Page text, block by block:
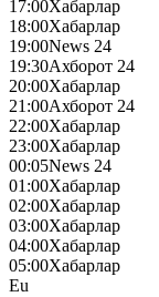
17:00Хабарлар
18:00Хабарлар
19:00News 24
19:30Ахборот 24
20:00Хабарлар
21:00Ахборот 24
22:00Хабарлар
23:00Хабарлар
00:05News 24
01:00Хабарлар
02:00Хабарлар
03:00Хабарлар
04:00Хабарлар
05:00Хабарлар
Eu